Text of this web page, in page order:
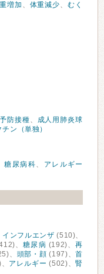
増加 、 体重減少、むく
防接種、
成人用肺炎球
ン（単独）
糖尿病科、 アレルギー
インフルエンザ (510)、
、糖尿病 (192)、再
、 頭部・顔 (197)、首
アレルギー (502)、腎